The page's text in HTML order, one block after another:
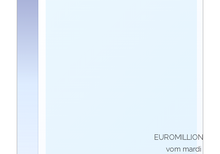
EUROMILLIONEN
vom mardi